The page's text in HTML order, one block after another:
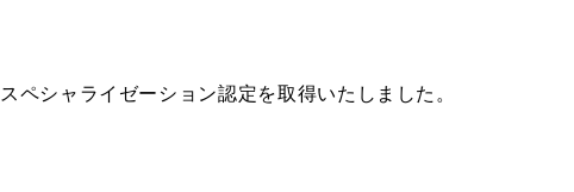
ペシャライゼーション認定を取得いたしました。